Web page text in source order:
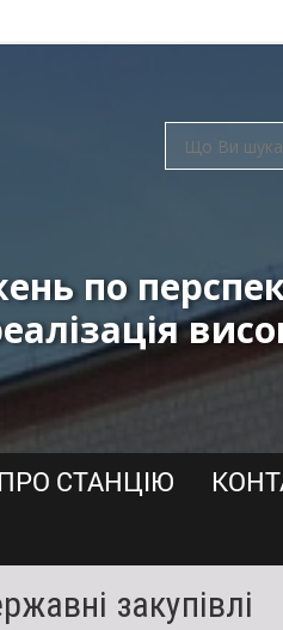
по
ПРО СТАНЦІЮ
закупівлі